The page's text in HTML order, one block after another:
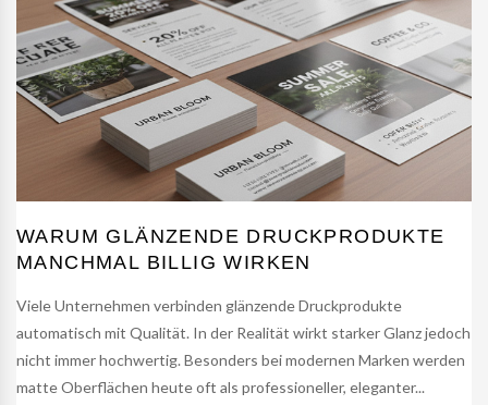
WARUM GLÄNZENDE DRUCKPRODUKTE
MANCHMAL BILLIG WIRKEN
Viele Unternehmen verbinden glänzende Druckprodukte
automatisch mit Qualität. In der Realität wirkt starker Glanz jedoch
nicht immer hochwertig. Besonders bei modernen Marken werden
matte Oberflächen heute oft als professioneller, eleganter...